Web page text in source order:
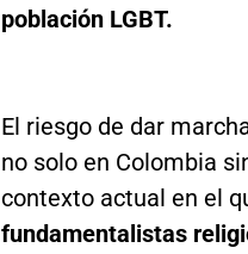
población LGBT.
El riesgo de dar
no solo en Colombia
contexto actual en el
fundamentalistas